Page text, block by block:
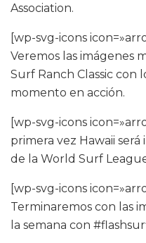
Association.
[wp-svg-icons
Veremos las imágenes
Surf Ranch Classic con
momento en acción.
[wp-svg-icons
primera vez Hawaii
de la World Surf
[wp-svg-icons
Terminaremos con las
la semana con